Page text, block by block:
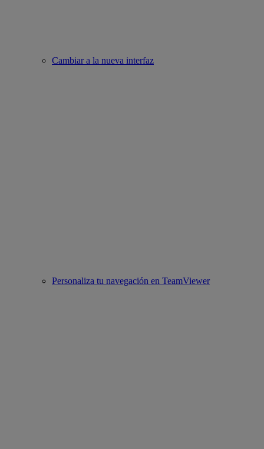
Cambiar a la nueva interfaz
Personaliza tu navegación en TeamViewer